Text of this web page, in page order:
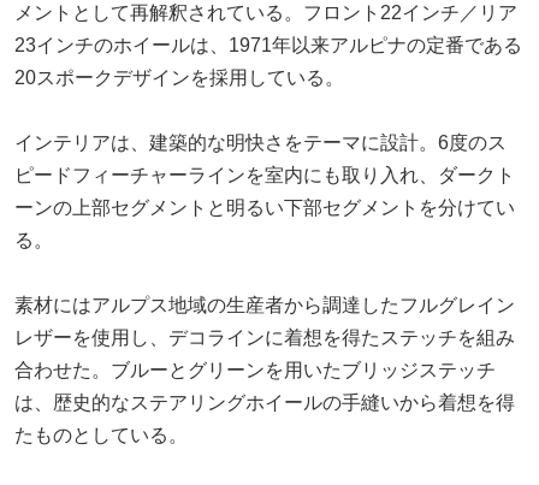
メントとして再解釈されている。フロント22インチ／リア
23インチのホイールは、1971年以来アルピナの定番である
20スポークデザインを採用している。
インテリアは、建築的な明快さをテーマに設計。6度のス
ピードフィーチャーラインを室内にも取り入れ、ダークト
ーンの上部セグメントと明るい下部セグメントを分けてい
る。
素材にはアルプス地域の生産者から調達したフルグレイン
レザーを使用し、デコラインに着想を得たステッチを組み
合わせた。ブルーとグリーンを用いたブリッジステッチ
は、歴史的なステアリングホイールの手縫いから着想を得
たものとしている。